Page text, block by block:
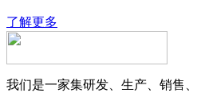
了解更多
我们是一家集研发、生产、销售